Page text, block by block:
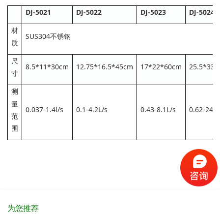
DJ-5021
DJ-5022 DJ-5023
DJ-5024
材
质
SUS304不锈钢
尺
寸
8.5*11*30cm 12.75*16.5*45cm 17*22*60cm
测
量
范
围
0.037-1.4l/s 0.1-4.2L/s 0.43-8.1L/s 0.62-
为您推荐